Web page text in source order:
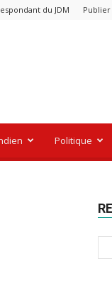
du JDM
Politique